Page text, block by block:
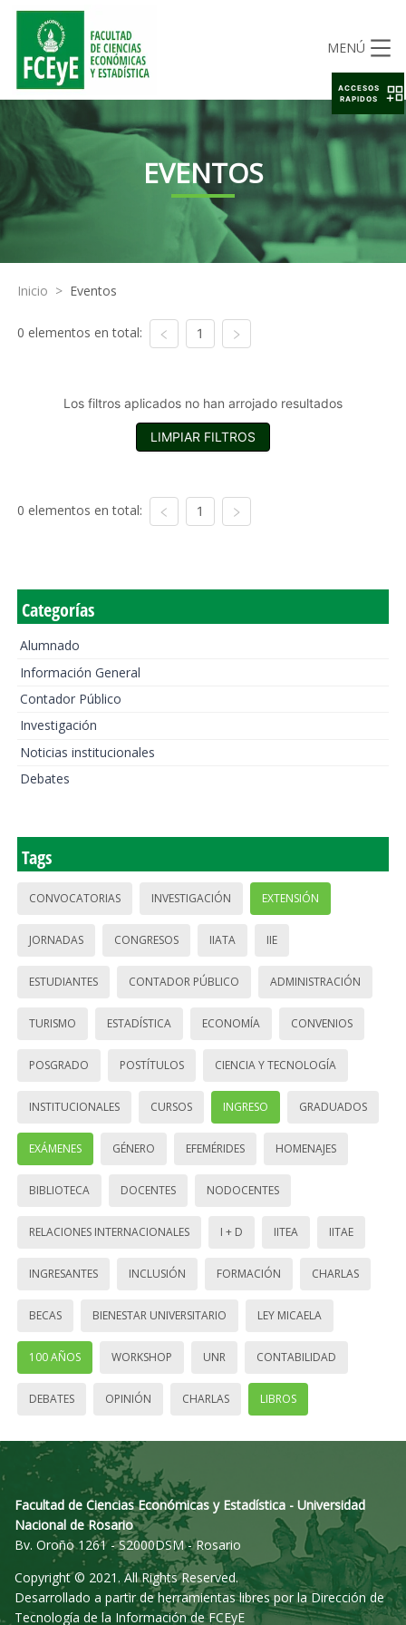
MENÚ
EVENTOS
Inicio > Eventos
0 elementos en total: 1
Los filtros aplicados no han arrojado resultados
LIMPIAR FILTROS
0 elementos en total: 1
Categorías
Alumnado
Información General
Contador Público
Investigación
Noticias institucionales
Debates
Tags
CONVOCATORIAS INVESTIGACIÓN EXTENSIÓN
JORNADAS CONGRESOS IIATA IIE
ESTUDIANTES CONTADOR PÚBLICO ADMINISTRACIÓN
TURISMO ESTADÍSTICA ECONOMÍA CONVENIOS
POSGRADO POSTÍTULOS CIENCIA Y TECNOLOGÍA
INSTITUCIONALES CURSOS INGRESO GRADUADOS
EXÁMENES GÉNERO EFEMÉRIDES HOMENAJES
BIBLIOTECA DOCENTES NODOCENTES
RELACIONES INTERNACIONALES I + D IITEA IITAE
INGRESANTES INCLUSIÓN FORMACIÓN CHARLAS
BECAS BIENESTAR UNIVERSITARIO LEY MICAELA
100 AÑOS WORKSHOP UNR CONTABILIDAD
DEBATES OPINIÓN CHARLAS LIBROS
Facultad de Ciencias Económicas y Estadística - Universidad
Nacional de Rosario
Bv. Oroño 1261 - S2000DSM - Rosario
Copyright © 2021. All Rights Reserved.
Desarrollado a partir de herramientas libres por la Dirección de
Tecnología de la Información de FCEyE
ACCESOS
RAPIDOS